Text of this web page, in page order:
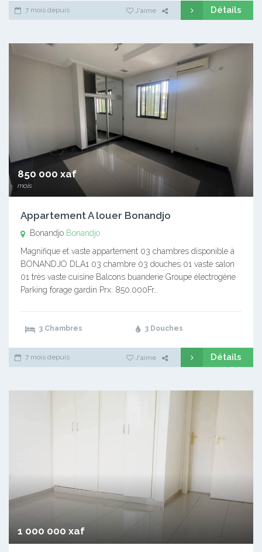
7 mois depuis J'aime Détails
850 000 xaf
mois
Appartement A louer Bonandjo
Bonandjo Bonandjo
Magnifique et vaste appartement 03 chambres disponible à
BONANDJO DLA1 03 chambre 03 douches 01 vaste salon
01 très vaste cuisine Balcons buanderie Groupe électrogène
Parking forage gardin Prx: 850.000Fr…
3 Chambres 3 Douches
7 mois depuis J'aime Détails
1 000 000 xaf